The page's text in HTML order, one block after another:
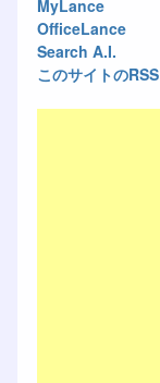
MyLance
OfficeLance
Search A.I.
このサイトのRSS